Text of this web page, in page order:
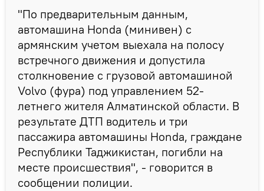
"По предварительным данным,
автомашина Honda (минивен) c
армянским учетом выехала на полосу
встречного движения и допустила
столкновение с грузовой автомашиной
Volvo (фура) под управлением 52-
летнего жителя Алматинской области. В
результате ДТП водитель и три
пассажира автомашины Honda, граждане
Республики Таджикистан, погибли на
месте происшествия", - говорится в
сообщении полиции.